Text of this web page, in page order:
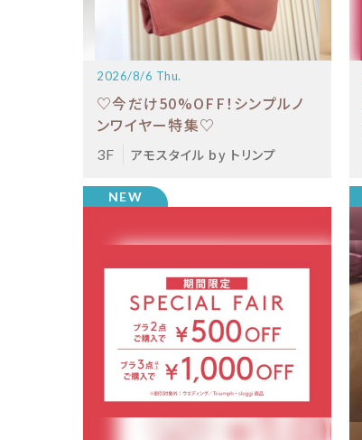
2026/8/6 Thu.
♡今だけ50%OFF！シンプルノ
ンワイヤー特集♡
3F アモスタイル by トリンプ